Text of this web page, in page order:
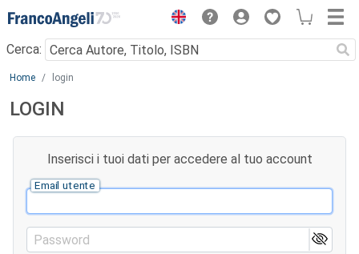
Menu
Cerca:
Main content
Home login
LOGIN
Inserisci i tuoi dati per accedere al tuo account
Email utente
Password